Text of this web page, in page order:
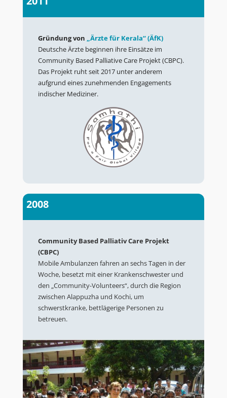
Gründung von
„Ärzte für Kerala“ (ÄfK)
Deutsche Ärzte beginnen ihre Einsätze im
Community Based Palliative Care Projekt (CBPC).
Das Projekt ruht seit 2017 unter anderem
aufgrund eines zunehmenden Engagements
indischer Mediziner.
2008
Community Based Palliativ Care Projekt
(CBPC)
Mobile Ambulanzen fahren an sechs Tagen in der
Woche, besetzt mit einer Krankenschwester und
den „Community-Volunteers“, durch die Region
zwischen Alappuzha und Kochi, um
schwerstkranke, bettlägerige Personen zu
betreuen.